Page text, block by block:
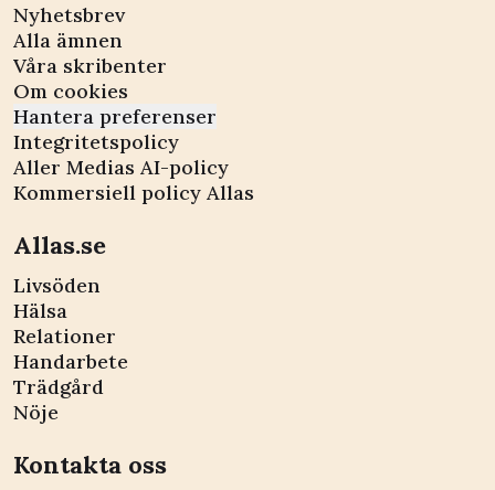
Nyhetsbrev
Alla ämnen
Våra skribenter
Om cookies
Hantera preferenser
Integritetspolicy
Aller Medias AI-policy
Kommersiell policy Allas
Allas.se
Livsöden
Hälsa
Relationer
Handarbete
Trädgård
Nöje
Kontakta oss